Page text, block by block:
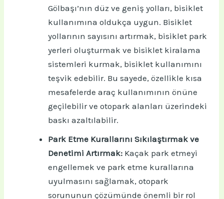
Gölbaşı’nın düz ve geniş yolları, bisiklet
kullanımına oldukça uygun. Bisiklet
yollarının sayısını artırmak, bisiklet park
yerleri oluşturmak ve bisiklet kiralama
sistemleri kurmak, bisiklet kullanımını
teşvik edebilir. Bu sayede, özellikle kısa
mesafelerde araç kullanımının önüne
geçilebilir ve otopark alanları üzerindeki
baskı azaltılabilir.
Park Etme Kurallarını Sıkılaştırmak ve
Denetimi Artırmak: Kaçak park etmeyi
engellemek ve park etme kurallarına
uyulmasını sağlamak, otopark
sorununun çözümünde önemli bir rol